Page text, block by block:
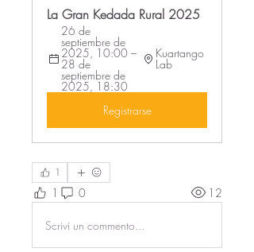
La Gran Kedada Rural 2025
26 de
septiembre de
2025, 10:00 –
28 de
septiembre de
2025, 18:30
Kuartango
Lab
Registrarse
1
1 0 12
Scrivi un commento...